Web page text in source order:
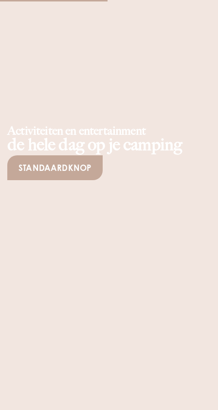
Activiteiten en entertainment
de hele dag op je camping
STANDAARDKNOP